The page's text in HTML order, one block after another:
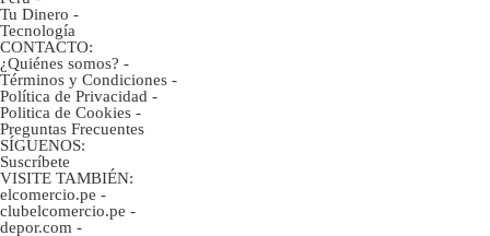
Tu Dinero -
Tecnología
CONTACTO:
¿Quiénes somos? -
Términos y Condiciones -
Política de Privacidad -
Politica de Cookies -
Preguntas Frecuentes
SÍGUENOS:
Suscríbete
VISITE TAMBIÉN:
elcomercio.pe -
clubelcomercio.pe -
depor.com -